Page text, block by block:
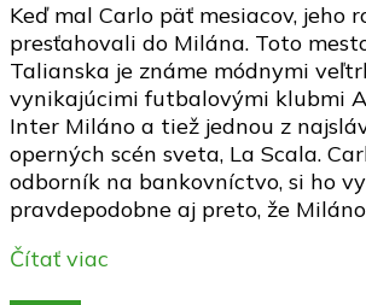
Keď mal Carlo päť mesiacov, jeho
presťahovali do Milána. Toto
Talianska je známe módnymi
vynikajúcimi futbalovými klubmi
Inter Miláno a tiež jednou z
operných scén sveta, La Scala.
odborník na bankovníctvo, si ho
pravdepodobne aj preto, že
Čítať viac